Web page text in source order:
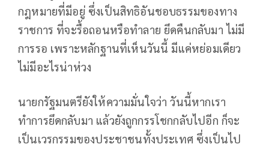
กฎหมายที่มีอยู่ ซึ่งเป็นสิทธิอันชอบธรรมของทาง
ราชการ ที่จะรื้อถอนหรือทำลาย ยึดคืนกลับมา ไม่มี
การรอ เพราะหลักฐานที่เห็นวันนี้ มีแค่หย่อมเดียว
ไม่มีอะไรน่าห่วง
นายกรัฐมนตรียังให้ความมั่นใจว่า วันนี้หากเรา
ทำการยึดกลับมา แล้วยังถูกกรรโชกกลับไปอีก ก็จะ
เป็นเวรกรรมของประชาชนทั้งประเทศ ซึ่งเป็นไป